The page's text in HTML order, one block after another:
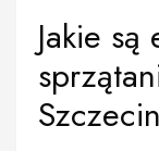
Jakie